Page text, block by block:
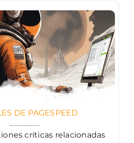
DE PAGESPEED
críticas relacionadas